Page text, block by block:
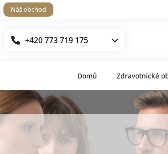
Náš obchod
+420 773 719 175
Domů Zdravotnické